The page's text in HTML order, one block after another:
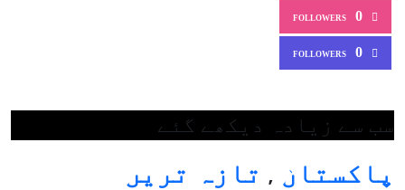
0
FOLLOWERS
0
FOLLOWERS
سب سے زیادہ دیکھے گئے
پاکستان , تازہ ترین